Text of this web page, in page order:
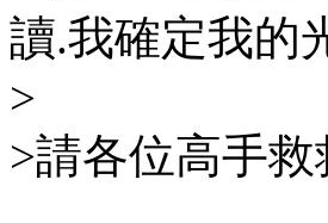
讀.我確定我的
>
>請各位高手